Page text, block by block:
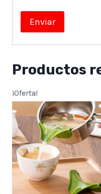
Productos
¡Oferta!